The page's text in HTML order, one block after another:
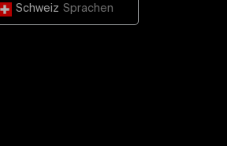
Schweiz Sprachen